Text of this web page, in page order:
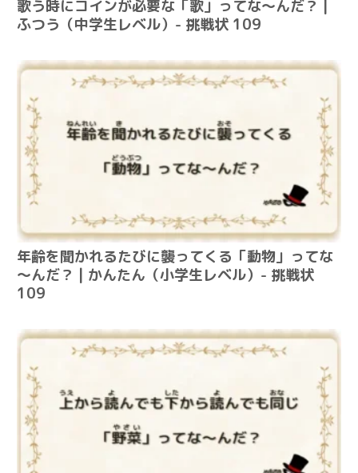
歌う時にコインが必要な「歌」ってな～んだ？ |
ふつう（中学生レベル）- 挑戦状 109
年齢を聞かれるたびに襲ってくる「動物」ってな
～んだ？ | かんたん（小学生レベル）- 挑戦状
109